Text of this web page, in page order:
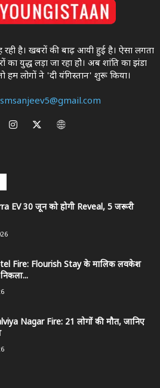
रही है। खबरों की बाढ़ आयी हुई है। ऐसा लगता
का युद्ध लड़ा जा रहा होे। अब शांति का झंडा
हम लोगों ने 'दी यंगिस्तान' शुरू किया।
smsanjeev5@gmail.com
EV 30 जून को होगी Reveal, 5 जरूरी
Fire: Flourish Stay के मालिक लवकेश
Nagar Fire: 21 लोगों की मौत, जानिए